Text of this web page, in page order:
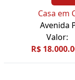
Casa em
Avenida
Valor:
R$